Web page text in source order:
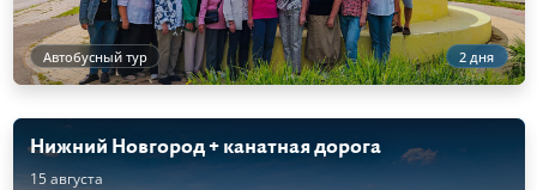
Автобусный тур 2 дня
Нижний Новгород + канатная дорога
15 августа